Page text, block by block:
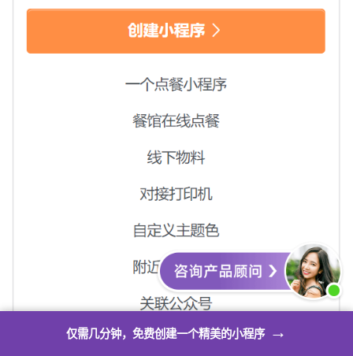
仅需几分钟，免费创建一个精美的小程序→